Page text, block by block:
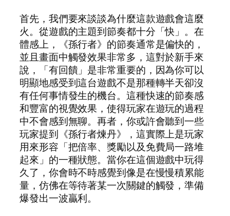
首先，我們要來談談為什麼這款遊戲會這麼
火。從遊戲的主題到節奏都十分「快」。在
體感上，《孫行者》的節奏通常是偏快的，
並且畫面中觸發效果非常多，這對於新手來
說，「有回饋」是非常重要的，因為你可以
明顯地感受到這台遊戲不是那種轉半天卻沒
有任何事情發生的機台。這種快速的節奏感
和豐富的視覺效果，使得玩家在遊玩的過程
中不會感到無聊。再者，你或許會聽到一些
玩家提到《孫行者煉丹》，這實際上是玩家
用來形容「把倍率、獎勵以及免費局一路堆
起來」的一種狀態。當你在這個遊戲中玩得
久了，你會時不時感覺到像是在慢慢積累能
量，仿佛在等待著某一次關鍵的觸發，準備
爆發出一波贏利。